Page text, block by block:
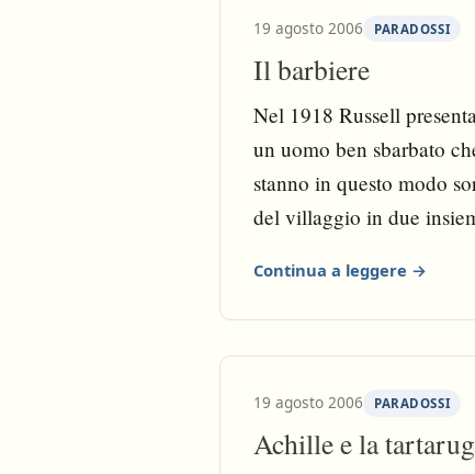
19 agosto 2006 PARADOSSI
Il barbiere
Nel 1918 Russell
un uomo ben sbarbato
stanno in questo modo
del villaggio in due
Continua a leggere →
19 agosto 2006 PARADOSSI
Achille e la